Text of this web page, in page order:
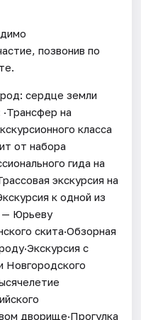
позвонив по
сердце земли
на
класса
от набора
гида на
экскурсия на
к одной из
— Юрьеву
скита·Обзорная
с
Новгородского
дворище·Прогулка